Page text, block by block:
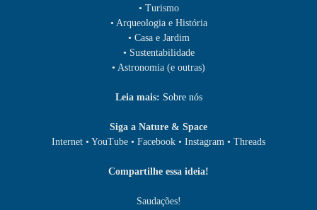
• Turismo
• Arqueologia e História
• Casa e Jardim
• Sustentabilidade
• Astronomia (e outras)
Leia mais: Sobre nós
Siga a Nature & Space
Internet • YouTube • Facebook • Instagram • Threads
Compartilhe essa ideia!
Saudações!